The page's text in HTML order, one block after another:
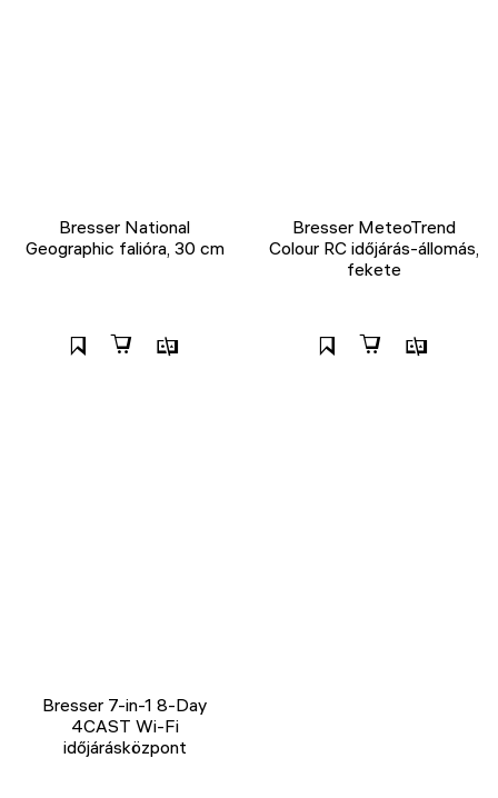
Bresser National
Geographic falióra, 30 cm
Bresser MeteoTrend
Colour RC időjárás-állomás,
fekete
Bresser 7-in-1 8-Day
4CAST Wi-Fi
időjárásközpont